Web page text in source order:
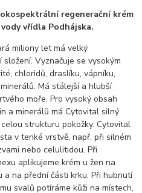
regenerační krém
vřídla Podhájska.
miliony let má velký
Vyznačuje se vysokým
chloridů, draslíku, vápníku,
Má stálejší a hlubší
moře. Pro vysoký obsah
a minerálů má Cytovital silný
strukturu pokožky. Cytovital
v tenké vrstvě, např. při silném
nebo celulitidou. Při
aplikujeme krém u žen na
na přední části krku. Při hubnutí
svalů potíráme kůži na místech,